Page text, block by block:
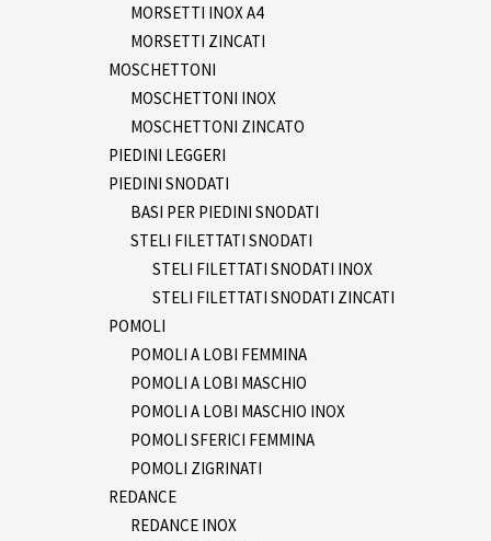
MORSETTI INOX A4
MORSETTI ZINCATI
MOSCHETTONI
MOSCHETTONI INOX
MOSCHETTONI ZINCATO
PIEDINI LEGGERI
PIEDINI SNODATI
BASI PER PIEDINI SNODATI
STELI FILETTATI SNODATI
STELI FILETTATI SNODATI INOX
STELI FILETTATI SNODATI ZINCATI
POMOLI
POMOLI A LOBI FEMMINA
POMOLI A LOBI MASCHIO
POMOLI A LOBI MASCHIO INOX
POMOLI SFERICI FEMMINA
POMOLI ZIGRINATI
REDANCE
REDANCE INOX